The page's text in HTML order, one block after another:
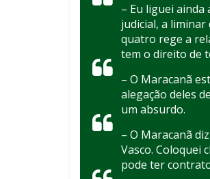
– Eu liguei ainda
judicial, a
quatro rege a
tem o direito de
– O Maracanã
alegação deles
um absurdo.
– O Maracanã
Vasco. Coloquei
pode ter